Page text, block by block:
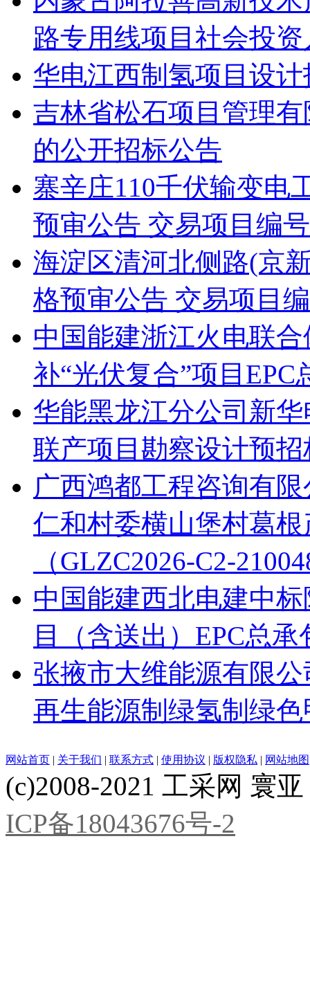
路专用线项目社会投资
华电江西制氢项目设计
吉林省松石项目管理
的公开招标公告
寨辛庄110千伏输变电
预审公告 交易项目编
海淀区清河北侧路(京
格预审公告 交易项目
中国能建浙江火电联
补“光伏复合”项目EPC
华能黑龙江分公司新
联产项目勘察设计预招
广西鸿都工程咨询有
仁和村委横山堡村葛
（GLZC2026-C2-
中国能建西北电建中
目（含送出）EPC总承
张掖市大维能源有限
再生能源制绿氢制绿
网站首页 | 关于我们 | 联系方式 | 使用协议 | 版权隐私 | 网站地图
(c)2008-2021 工采网 寰
ICP备18043676号-2